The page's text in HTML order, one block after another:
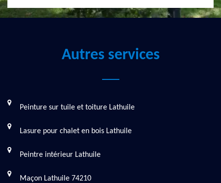
Autres services
Peinture sur tuile et toiture Lathuile
Lasure pour chalet en bois Lathuile
Peintre intérieur Lathuile
Maçon Lathuile 74210